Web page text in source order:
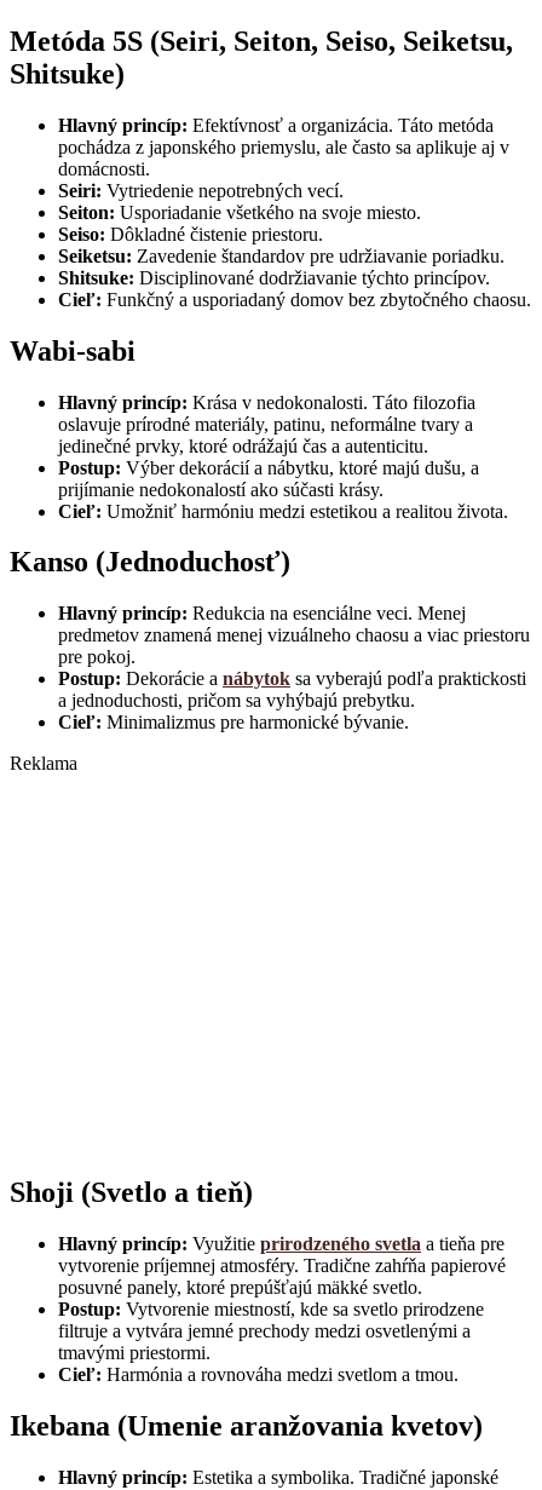
Metóda 5S (Seiri, Seiton, Seiso, Seiketsu,
Shitsuke)
Hlavný princíp: Efektívnosť a organizácia. Táto metóda
pochádza z japonského priemyslu, ale často sa aplikuje aj v
domácnosti.
Seiri: Vytriedenie nepotrebných vecí.
Seiton: Usporiadanie všetkého na svoje miesto.
Seiso: Dôkladné čistenie priestoru.
Seiketsu: Zavedenie štandardov pre udržiavanie poriadku.
Shitsuke: Disciplinované dodržiavanie týchto princípov.
Cieľ: Funkčný a usporiadaný domov bez zbytočného chaosu.
Wabi-sabi
Hlavný princíp: Krása v nedokonalosti. Táto filozofia
oslavuje prírodné materiály, patinu, neformálne tvary a
jedinečné prvky, ktoré odrážajú čas a autenticitu.
Postup: Výber dekorácií a nábytku, ktoré majú dušu, a
prijímanie nedokonalostí ako súčasti krásy.
Cieľ: Umožniť harmóniu medzi estetikou a realitou života.
Kanso (Jednoduchosť)
Hlavný princíp: Redukcia na esenciálne veci. Menej
predmetov znamená menej vizuálneho chaosu a viac priestoru
pre pokoj.
Postup: Dekorácie a nábytok sa vyberajú podľa praktickosti
a jednoduchosti, pričom sa vyhýbajú prebytku.
Cieľ: Minimalizmus pre harmonické bývanie.
Reklama
Shoji (Svetlo a tieň)
Hlavný princíp: Využitie prirodzeného svetla a tieňa pre
vytvorenie príjemnej atmosféry. Tradične zahŕňa papierové
posuvné panely, ktoré prepúšťajú mäkké svetlo.
Postup: Vytvorenie miestností, kde sa svetlo prirodzene
filtruje a vytvára jemné prechody medzi osvetlenými a
tmavými priestormi.
Cieľ: Harmónia a rovnováha medzi svetlom a tmou.
Ikebana (Umenie aranžovania kvetov)
Hlavný princíp: Estetika a symbolika. Tradičné japonské